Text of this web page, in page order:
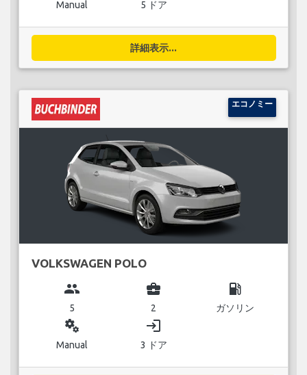
Manual 5 ドア
詳細表示...
エコノミー
VOLKSWAGEN POLO
group
5
business_center
2
local_gas_station
ガソリン
miscellaneous_services
Manual
login
3 ドア